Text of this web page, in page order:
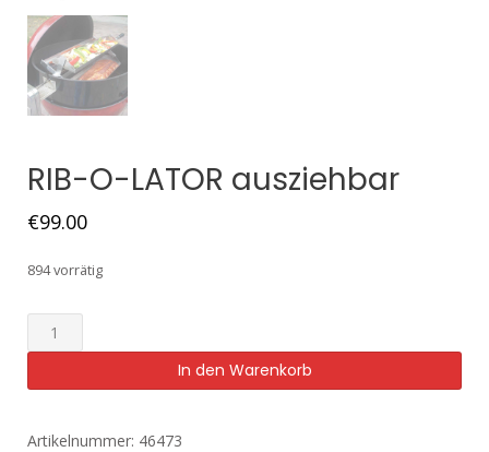
RIB-O-LATOR ausziehbar
€99.00
894 vorrätig
In den Warenkorb
Artikelnummer: 46473